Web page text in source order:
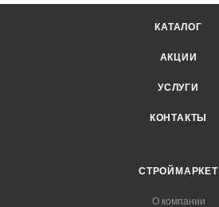
КАТАЛОГ
АКЦИИ
УСЛУГИ
КОНТАКТЫ
СТРОЙМАРКЕТ
О компании